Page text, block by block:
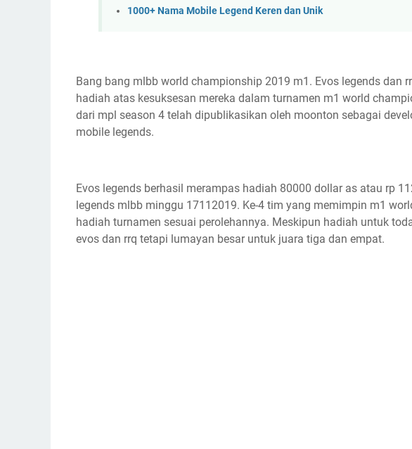
1000+ Nama Mobile Legend Keren dan Unik
Bang bang mlbb world championship 2019 m1. Evos legends dan
hadiah atas kesuksesan mereka dalam turnamen m1 world
dari mpl season 4 telah dipublikasikan oleh moonton sebagai
mobile legends.
Evos legends berhasil merampas hadiah 80000 dollar as atau rp
legends mlbb minggu 17112019. Ke-4 tim yang memimpin m1
hadiah turnamen sesuai perolehannya. Meskipun hadiah untuk
evos dan rrq tetapi lumayan besar untuk juara tiga dan empat.